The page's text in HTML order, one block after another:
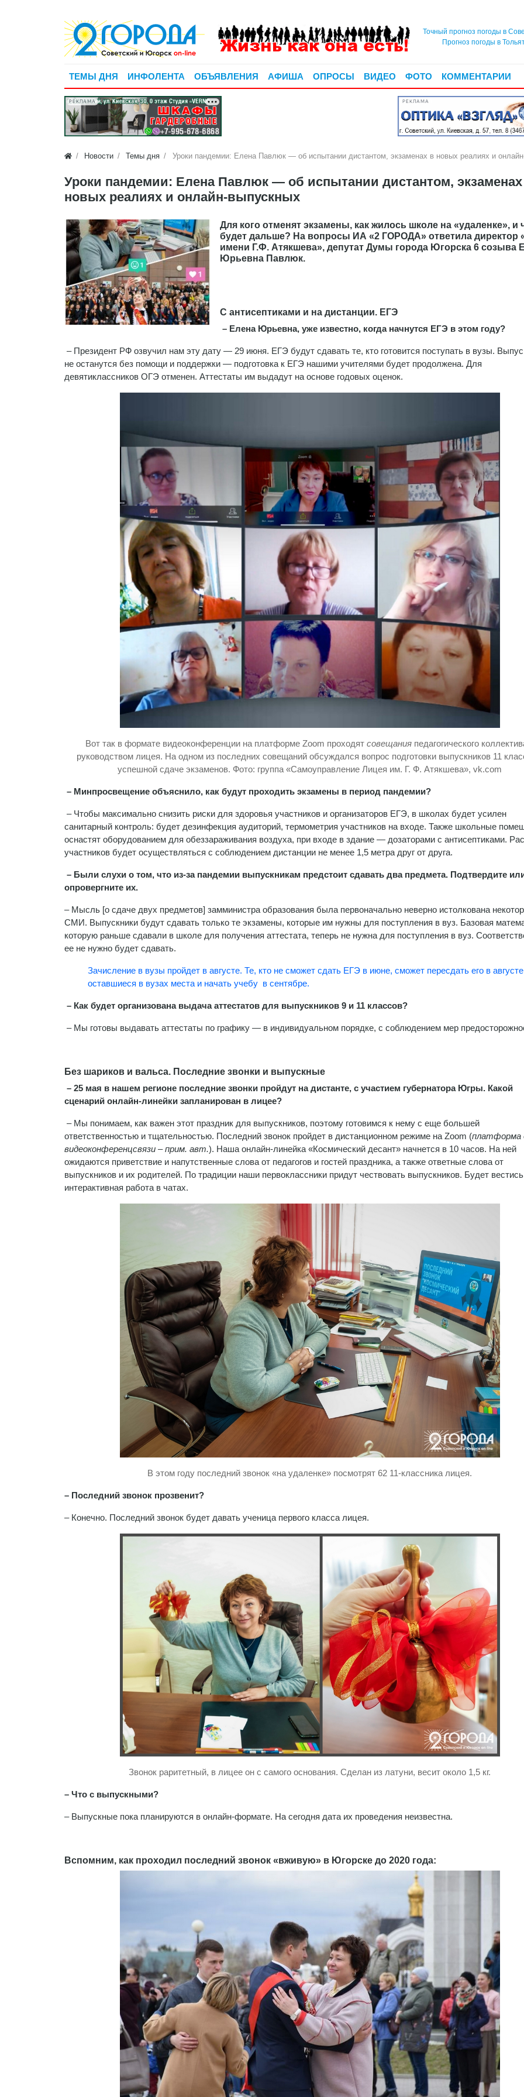
Точный прогноз погоды в
Прогноз погоды в
ТЕМЫ ДНЯ ИНФОЛЕНТА ОБЪЯВЛЕНИЯ АФИША ОПРОСЫ ВИДЕО ФОТО КОММЕНТАРИИ
РЕКЛАМА РЕКЛАМА
Новости Темы дня Уроки пандемии: Елена Павлюк — об испытании дистантом, экзаменах в новых реалиях и
Уроки пандемии: Елена Павлюк — об испытании дистантом,
новых реалиях и онлайн-выпускных
Для кого отменят экзамены, как жилось школе на «удаленке», и
будет дальше? На вопросы ИА «2 ГОРОДА» ответила директор
имени Г.Ф. Атякшева», депутат Думы города Югорска 6 созыва
Юрьевна Павлюк.
С антисептиками и на дистанции. ЕГЭ
– Елена Юрьевна, уже известно, когда начнутся ЕГЭ в этом году?
– Президент РФ озвучил нам эту дату — 29 июня. ЕГЭ будут сдавать те, кто готовится поступать в вузы.
не останутся без помощи и поддержки — подготовка к ЕГЭ нашими учителями будет продолжена. Для
девятиклассников ОГЭ отменен. Аттестаты им выдадут на основе годовых оценок.
Вот так в формате видеоконференции на платформе Zoom проходят совещанияпедагогического
руководством лицея. На одном из последних совещаний обсуждался вопрос подготовки выпускников 11
успешной сдаче экзаменов. Фото: группа «Самоуправление Лицея им. Г. Ф. Атякшева», vk.com
– Минпросвещение объяснило, как будут проходить экзамены в период пандемии?
– Чтобы максимально снизить риски для здоровья участников и организаторов ЕГЭ, в школах будет усилен
санитарный контроль: будет дезинфекция аудиторий, термометрия участников на входе. Также школьные
оснастят оборудованием для обеззараживания воздуха, при входе в здание — дозаторами с антисептиками.
участников будет осуществляться с соблюдением дистанции не менее 1,5 метра друг от друга.
– Были слухи о том, что из-за пандемии выпускникам предстоит сдавать два предмета. Подтвердите
опровергните их.
– Мысль [о сдаче двух предметов] замминистра образования была первоначально неверно истолкована
СМИ. Выпускники будут сдавать только те экзамены, которые им нужны для поступления в вуз. Базовая
которую раньше сдавали в школе для получения аттестата, теперь не нужна для поступления в вуз.
ее не нужно будет сдавать.
Зачисление в вузы пройдет в августе. Те, кто не сможет сдать ЕГЭ в июне, сможет пересдать его в
оставшиеся в вузах места и начать учебу в сентябре.
– Как будет организована выдача аттестатов для выпускников 9 и 11 классов?
– Мы готовы выдавать аттестаты по графику — в индивидуальном порядке, с соблюдением мер
Без шариков и вальса. Последние звонки и выпускные
– 25 мая в нашем регионе последние звонки пройдут на дистанте, с участием губернатора Югры. Какой
сценарий онлайн-линейки запланирован в лицее?
– Мы понимаем, как важен этот праздник для выпускников, поэтому готовимся к нему с еще большей
ответственностью и тщательностью. Последний звонок пройдет в дистанционном режиме на Zoom (платформа
видеоконференцсвязи – прим. авт.). Наша онлайн-линейка «Космический десант» начнется в 10 часов. На ней
ожидаются приветствие и напутственные слова от педагогов и гостей праздника, а также ответные слова от
выпускников и их родителей. По традиции наши первоклассники придут чествовать выпускников. Будет вестись
интерактивная работа в чатах.
В этом году последний звонок «на удаленке» посмотрят 62 11-классника лицея.
– Последний звонок прозвенит?
– Конечно. Последний звонок будет давать ученица первого класса лицея.
Звонок раритетный, в лицее он с самого основания. Сделан из латуни, весит около 1,5 кг.
– Что с выпускными?
– Выпускные пока планируются в онлайн-формате. На сегодня дата их проведения неизвестна.
Вспомним, как проходил последний звонок «вживую» в Югорске до 2020 года: